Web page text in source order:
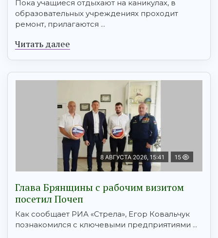
Пока учащиеся отдыхают на каникулах, в
образовательных учреждениях проходит
ремонт, прилагаются ...
Читать далее
8 АВГУСТА 2026, 15:41 15
Глава Брянщины с рабочим визитом
посетил Почеп
Как сообщает РИА «Стрела», Егор Ковальчук
познакомился с ключевыми предприятиями ...